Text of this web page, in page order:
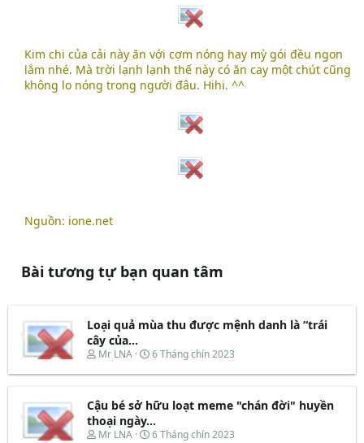
Kim chi của cải này ăn với cơm nóng hay mỳ gói đều ngon
lắm nhé. Mà trời lạnh lạnh thế này có ăn cay một chút cũng
không lo nóng trong người đâu. Hihi. ^^
Nguồn: ione.net
Bài tương tự bạn quan tâm
Loại quả mùa thu được mệnh danh là “trái
cây của...
T
r
a
d
s
Mr LNA
N
à
b
t
6 Tháng chín 2023
Cậu bé sở hữu loạt meme "chán đời" huyền
thoại ngày...
T
Mr LNA
N
6 Tháng chín 2023